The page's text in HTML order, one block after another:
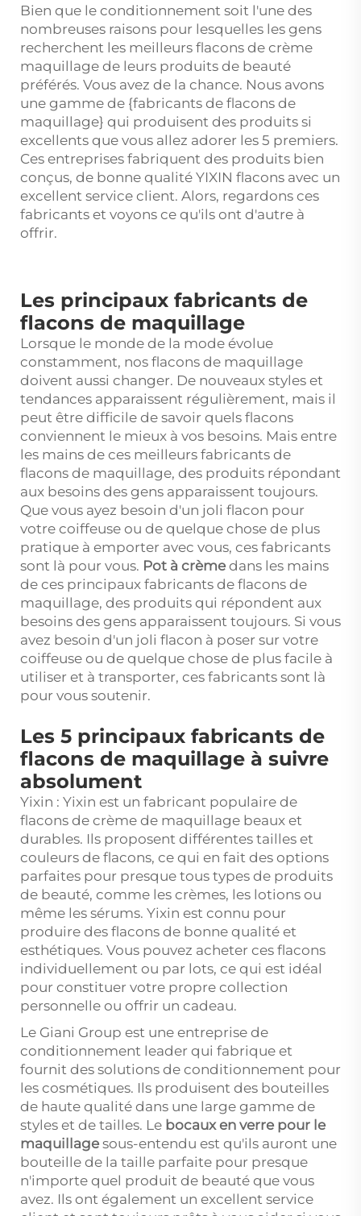
Bien que le conditionnement soit l'une des
nombreuses raisons pour lesquelles les gens
recherchent les meilleurs flacons de crème
maquillage de leurs produits de beauté
préférés. Vous avez de la chance. Nous avons
une gamme de {fabricants de flacons de
maquillage} qui produisent des produits si
excellents que vous allez adorer les 5 premiers.
Ces entreprises fabriquent des produits bien
conçus, de bonne qualité YIXIN flacons avec un
excellent service client. Alors, regardons ces
fabricants et voyons ce qu'ils ont d'autre à
offrir.
Les principaux fabricants de
flacons de maquillage
Lorsque le monde de la mode évolue
constamment, nos flacons de maquillage
doivent aussi changer. De nouveaux styles et
tendances apparaissent régulièrement, mais il
peut être difficile de savoir quels flacons
conviennent le mieux à vos besoins. Mais entre
les mains de ces meilleurs fabricants de
flacons de maquillage, des produits répondant
aux besoins des gens apparaissent toujours.
Que vous ayez besoin d'un joli flacon pour
votre coiffeuse ou de quelque chose de plus
pratique à emporter avec vous, ces fabricants
sont là pour vous. Pot à crème dans les mains
de ces principaux fabricants de flacons de
maquillage, des produits qui répondent aux
besoins des gens apparaissent toujours. Si vous
avez besoin d'un joli flacon à poser sur votre
coiffeuse ou de quelque chose de plus facile à
utiliser et à transporter, ces fabricants sont là
pour vous soutenir.
Les 5 principaux fabricants de
flacons de maquillage à suivre
absolument
Yixin : Yixin est un fabricant populaire de
flacons de crème de maquillage beaux et
durables. Ils proposent différentes tailles et
couleurs de flacons, ce qui en fait des options
parfaites pour presque tous types de produits
de beauté, comme les crèmes, les lotions ou
même les sérums. Yixin est connu pour
produire des flacons de bonne qualité et
esthétiques. Vous pouvez acheter ces flacons
individuellement ou par lots, ce qui est idéal
pour constituer votre propre collection
personnelle ou offrir un cadeau.
Le Giani Group est une entreprise de
conditionnement leader qui fabrique et
fournit des solutions de conditionnement pour
les cosmétiques. Ils produisent des bouteilles
de haute qualité dans une large gamme de
styles et de tailles. Le bocaux en verre pour le
maquillage sous-entendu est qu'ils auront une
bouteille de la taille parfaite pour presque
n'importe quel produit de beauté que vous
avez. Ils ont également un excellent service